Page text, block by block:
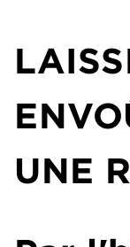
ENVO
UNE